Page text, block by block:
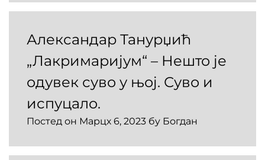
Александар Танурџић
„Лакримаријум“ – Нешто је
одувек суво у њој. Суво и
испуцало.
Постед он Марцх 6, 2023 бy Богдан